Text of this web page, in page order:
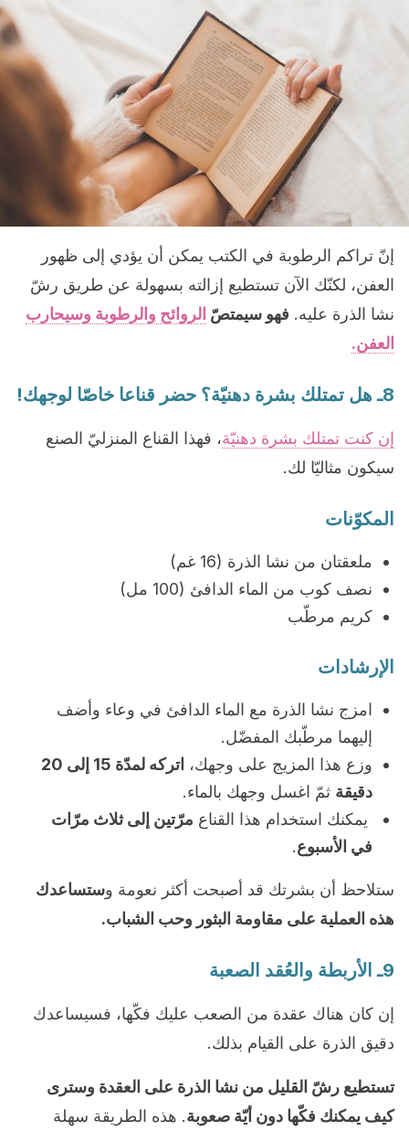
إنّ تراكم الرطوبة في الكتب يمكن أن يؤدي إلى ظهور
العفن، لكنّك الآن تستطيع إزالته بسهولة عن طريق رشّ
نشا الذرة عليه. فهو سيمتصّ الروائح والرطوبة وسيحارب
العفن.
8ـ هل تمتلك بشرة دهنيّة؟ حضر قناعا خاصّا لوجهك!
إن كنت تمتلك بشرة دهنيّة، فهذا القناع المنزليّ الصنع
سيكون مثاليّا لك.
المكوّنات
ملعقتان من نشا الذرة (16 غم)
نصف كوب من الماء الدافئ (100 مل)
كريم مرطّب
الإرشادات
امزج نشا الذرة مع الماء الدافئ في وعاء وأضف
إليهما مرطّبك المفضّل.
وزع هذا المزيج على وجهك،
اتركه لمدّة 15 إلى 20
دقيقة ثمّ اغسل وجهك بالماء.
يمكنك استخدام هذا القناع مرّتين إلى ثلاث مرّات
في الأسبوع.
ستلاحظ أن بشرتك قد أصبحت أكثر نعومة وستساعدك
هذه العملية على مقاومة البثور وحب الشباب.
9ـ الأربطة والعُقد الصعبة
إن كان هناك عقدة من الصعب عليك فكّها، فسيساعدك
دقيق الذرة على القيام بذلك.
تستطيع رشّ القليل من نشا الذرة على العقدة وسترى
كيف يمكنك فكّها دون أيّة صعوبة. هذه الطريقة سهلة